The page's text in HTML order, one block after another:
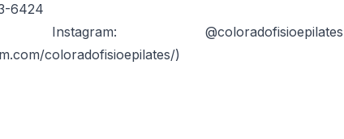
6424
@coloradofisioepilates
coloradofisioepilates/)